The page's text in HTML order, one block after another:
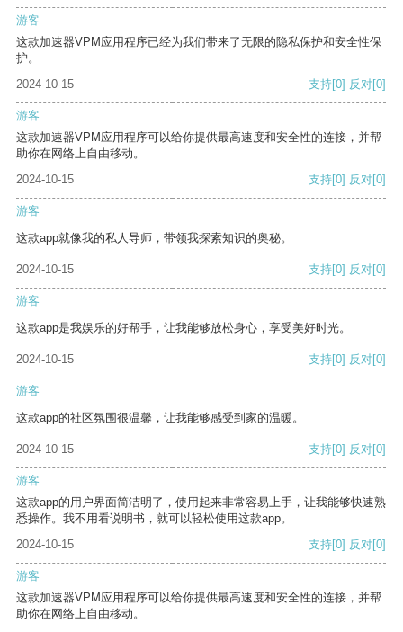
游客
这款加速器VPM应用程序已经为我们带来了无限的隐私保护和安全性保
护。
2024-10-15
支持[0] 反对[0]
游客
这款加速器VPM应用程序可以给你提供最高速度和安全性的连接，并帮
助你在网络上自由移动。
2024-10-15
支持[0] 反对[0]
游客
这款app就像我的私人导师，带领我探索知识的奥秘。
2024-10-15 支持[0] 反对[0]
游客
这款app是我娱乐的好帮手，让我能够放松身心，享受美好时光。
2024-10-15 支持[0] 反对[0]
游客
这款app的社区氛围很温馨，让我能够感受到家的温暖。
2024-10-15 支持[0] 反对[0]
游客
这款app的用户界面简洁明了，使用起来非常容易上手，让我能够快速熟
悉操作。我不用看说明书，就可以轻松使用这款app。
2024-10-15
支持[0] 反对[0]
游客
这款加速器VPM应用程序可以给你提供最高速度和安全性的连接，并帮
助你在网络上自由移动。